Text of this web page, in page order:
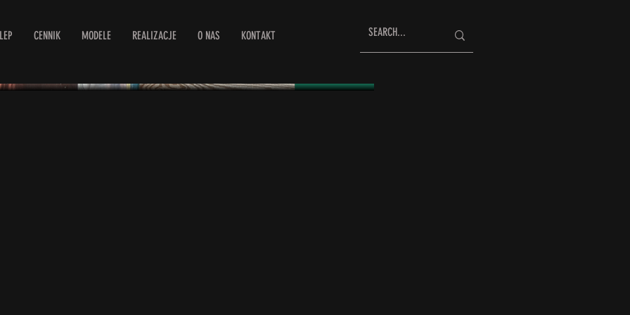
CENNIK MODELE REALIZACJE O NAS KONTAKT